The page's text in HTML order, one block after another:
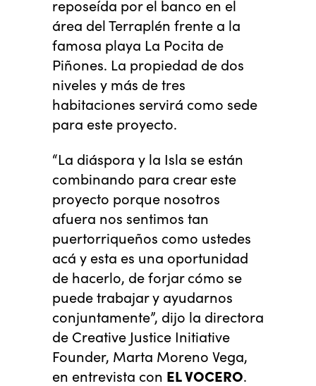
reposeída por el banco en el
área del Terraplén frente a la
famosa playa La Pocita de
Piñones. La propiedad de dos
niveles y más de tres
habitaciones servirá como sede
para este proyecto.
“La diáspora y la Isla se están
combinando para crear este
proyecto porque nosotros
afuera nos sentimos tan
puertorriqueños como ustedes
acá y esta es una oportunidad
de hacerlo, de forjar cómo se
puede trabajar y ayudarnos
conjuntamente”, dijo la directora
de Creative Justice Initiative
Founder, Marta Moreno Vega,
en entrevista con EL VOCERO.